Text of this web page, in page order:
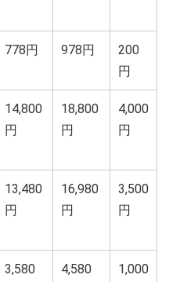
778円 978円
200
円
14,800
円
18,800
円
4,000
円
13,480
円
16,980
円
3,500
円
3,580
4,580
1,000